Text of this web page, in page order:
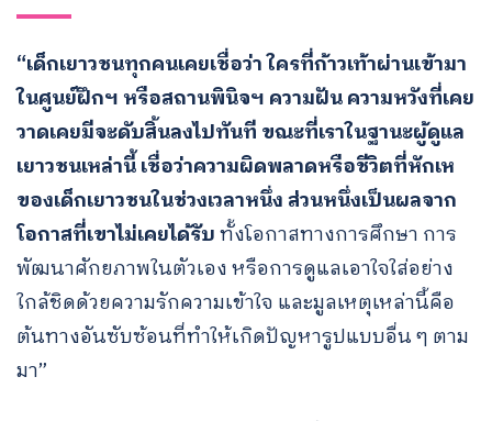
“เด็กเยาวชนทุกคนเคยเชื่อว่า ใครที่ก้าวเท้าผ่านเข้ามา
ในศูนย์ฝึกฯ หรือสถานพินิจฯ ความฝัน ความหวังที่เคย
วาดเคยมีจะดับสิ้นลงไปทันที ขณะที่เราในฐานะผู้ดูแล
เยาวชนเหล่านี้ เชื่อว่าความผิดพลาดหรือชีวิตที่หักเห
ของเด็กเยาวชนในช่วงเวลาหนึ่ง ส่วนหนึ่งเป็นผลจาก
โอกาสที่เขาไม่เคยได้รับทั้งโอกาสทางการศึกษา การ
พัฒนาศักยภาพในตัวเอง หรือการดูแลเอาใจใส่อย่าง
ใกล้ชิดด้วยความรักความเข้าใจ และมูลเหตุเหล่านี้คือ
ต้นทางอันซับซ้อนที่ทำให้เกิดปัญหารูปแบบอื่น ๆ ตาม
มา”